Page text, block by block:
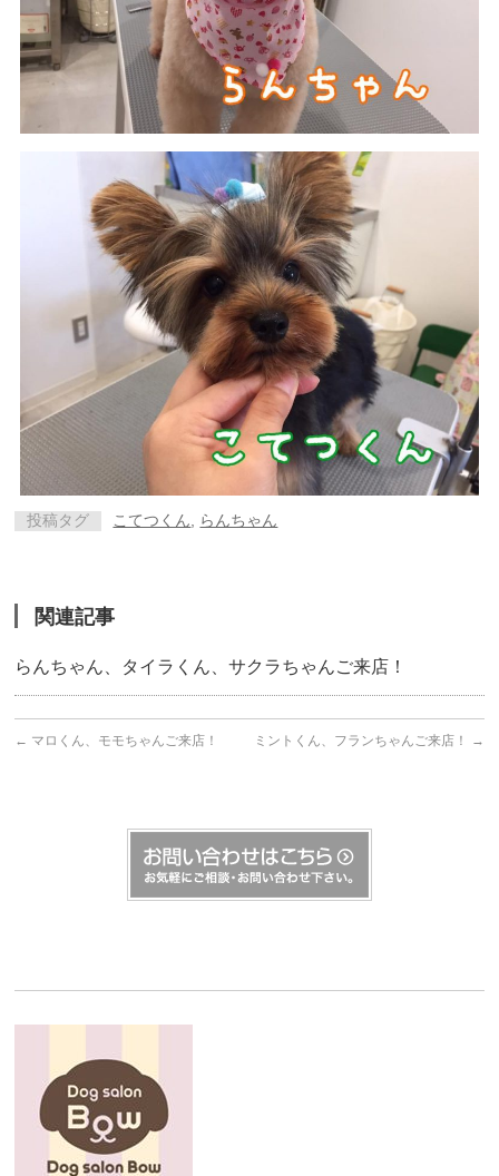
投稿タグ こてつくん らんちゃん
関連記事
らんちゃん、タイラくん、サクラちゃんご来店！
← マロくん、モモちゃんご来店！ ミントくん、フランちゃんご来店！ →